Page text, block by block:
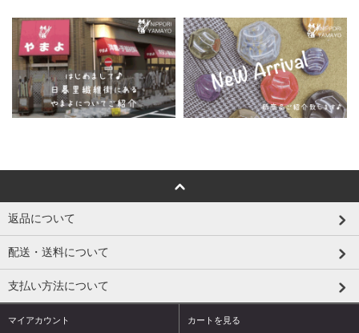
返品について
配送・送料について
支払い方法について
マイアカウント カートを見る